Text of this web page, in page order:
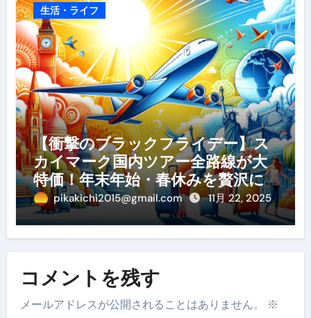
生活・ライフ
【衝撃のブラックフライデー】ス
カイマーク国内ツアー全路線が大
特価！年末年始・春休みを贅沢に
過ごす賢い予約ガイド
pikakichi2015@gmail.com 11月 22, 2025
コメントを残す
メールアドレスが公開されることはありません。
※